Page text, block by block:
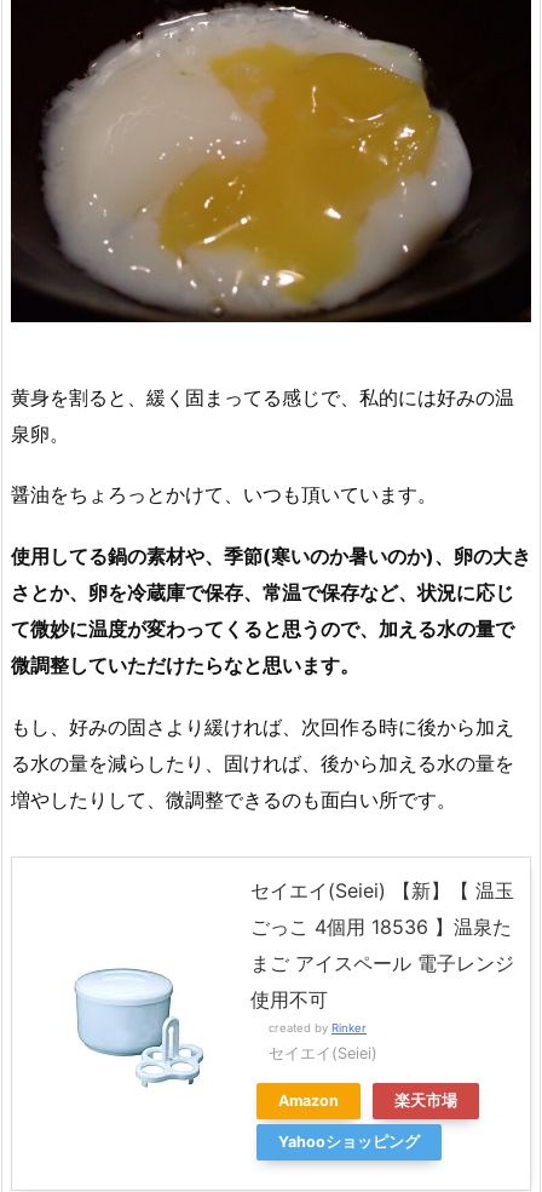
黄身を割ると、緩く固まってる感じで、私的には好みの温
泉卵。
醤油をちょろっとかけて、いつも頂いています。
使用してる鍋の素材や、季節(寒いのか暑いのか)、卵の大き
さとか、卵を冷蔵庫で保存、常温で保存など、状況に応じ
て微妙に温度が変わってくると思うので、加える水の量で
微調整していただけたらなと思います。
もし、好みの固さより緩ければ、次回作る時に後から加え
る水の量を減らしたり、固ければ、後から加える水の量を
増やしたりして、微調整できるのも面白い所です。
セイエイ(Seiei) 【新】【 温玉
ごっこ 4個用 18536 】温泉た
まご アイスペール 電子レンジ
使用不可
created by Rinker
セイエイ(Seiei)
Amazon 楽天市場
Yahooショッピング